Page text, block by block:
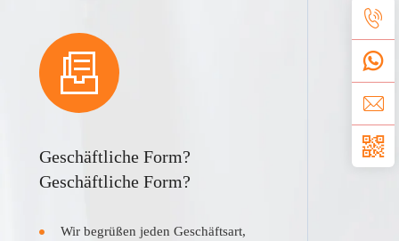
Geschäftliche Form?
Geschäftliche Form?
Wir begrüßen jeden Geschäftsart,